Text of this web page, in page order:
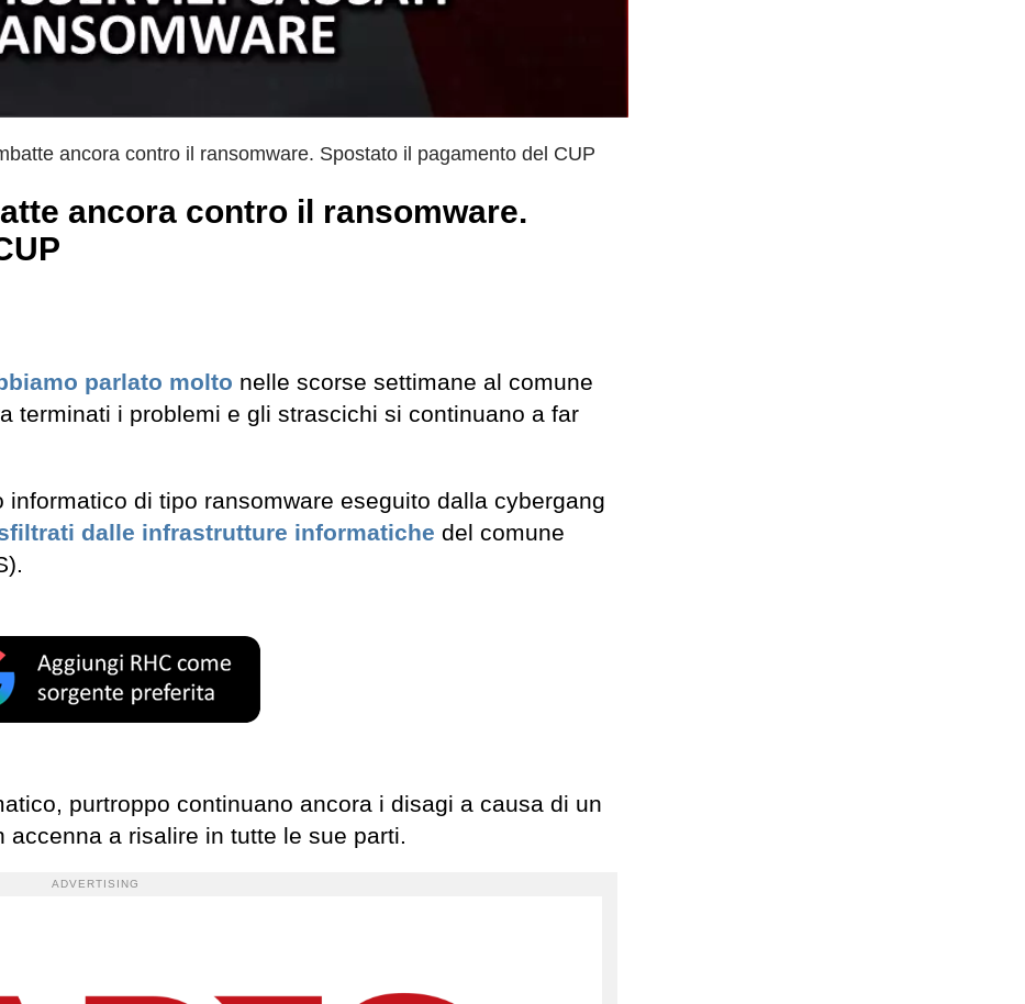
ancora contro il ransomware. Spostato il pagamento del CUP
ancora contro il ransomware.
parlato molto nelle scorse settimane al comune
terminati i problemi e gli strascichi si continuano a far
di tipo ransomware eseguito dalla cybergang
dalle infrastrutture informatiche del comune
purtroppo continuano ancora i disagi a causa di un
a risalire in tutte le sue parti.
ADVERTISING